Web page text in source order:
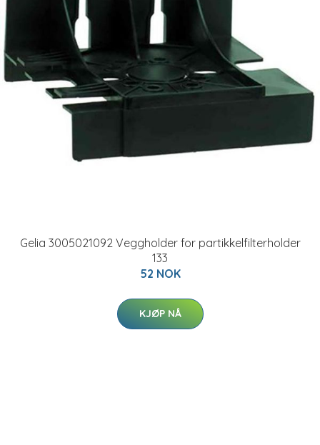
Gelia 3005021092 Veggholder for partikkelfilterholder
133
52 NOK
KJØP NÅ